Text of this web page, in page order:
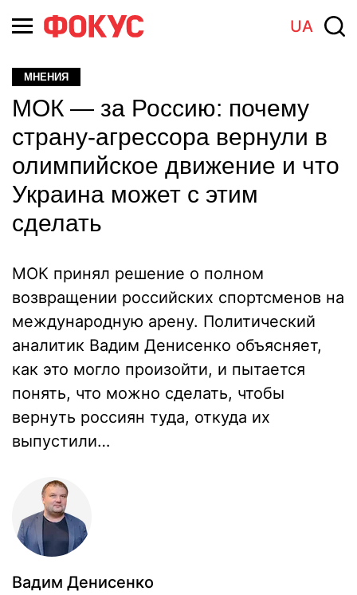
UA
МНЕНИЯ
МОК — за Россию: почему
страну-агрессора вернули в
олимпийское движение и что
Украина может с этим
сделать
МОК принял решение о полном
возвращении российских спортсменов на
международную арену. Политический
аналитик Вадим Денисенко объясняет,
как это могло произойти, и пытается
понять, что можно сделать, чтобы
вернуть россиян туда, откуда их
выпустили…
Вадим Денисенко